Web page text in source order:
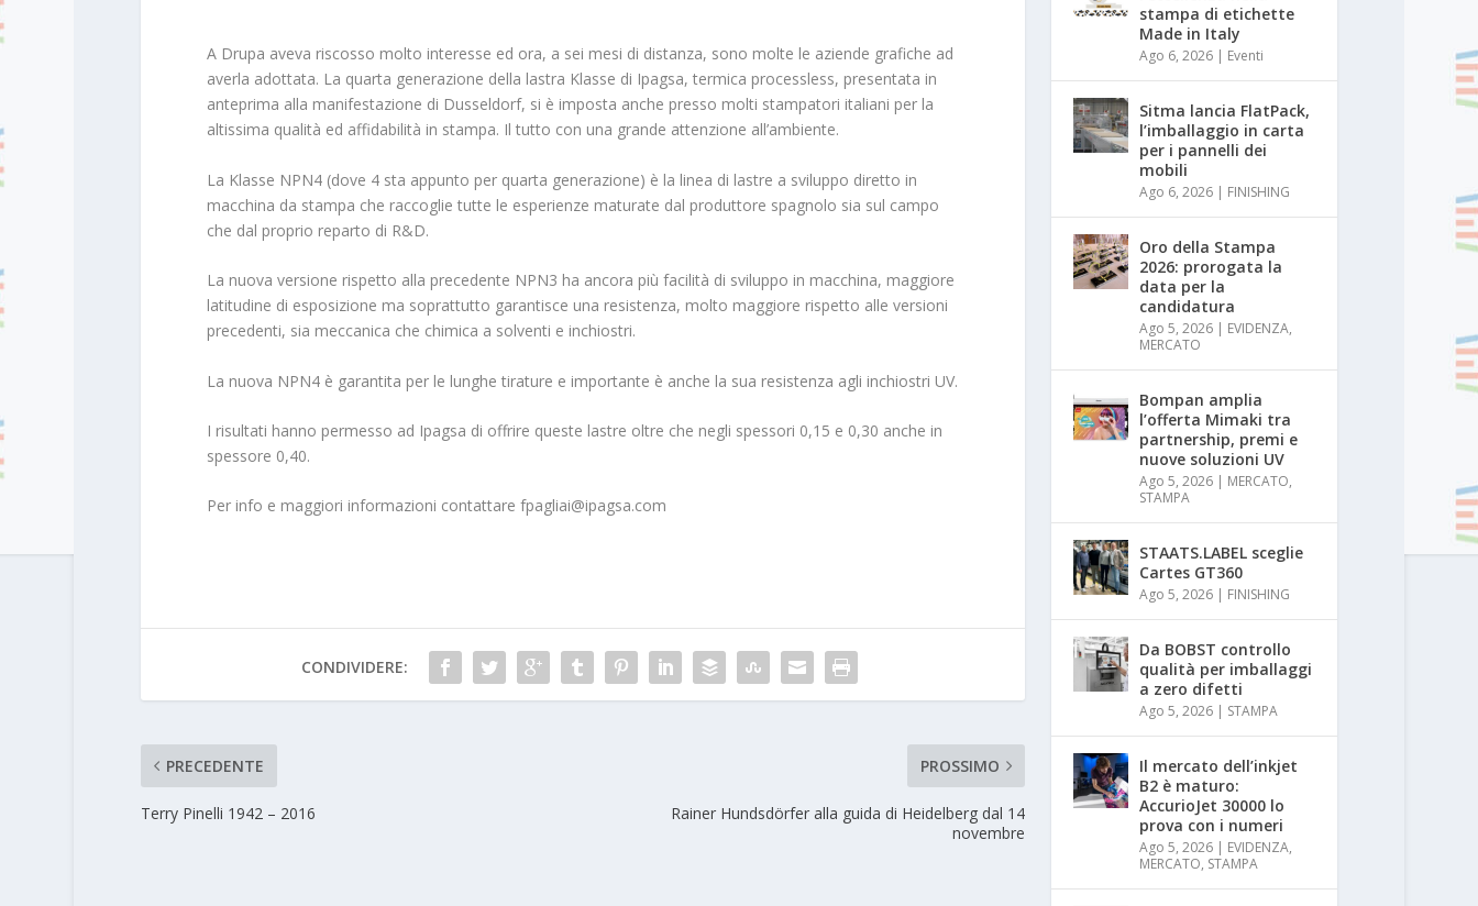
A Drupa aveva riscosso molto interesse ed ora, a sei mesi di distanza, sono molte le aziende grafiche ad
averla adottata. La quarta generazione della lastra Klasse di Ipagsa, termica processless, presentata in
anteprima alla manifestazione di Dusseldorf, si è imposta anche presso molti stampatori italiani per la
altissima qualità ed affidabilità in stampa. Il tutto con una grande attenzione all’ambiente.
La Klasse NPN4 (dove 4 sta appunto per quarta generazione) è la linea di lastre a sviluppo diretto in
macchina da stampa che raccoglie tutte le esperienze maturate dal produttore spagnolo sia sul campo
che dal proprio reparto di R&D.
La nuova versione rispetto alla precedente NPN3 ha ancora più facilità di sviluppo in macchina, maggiore
latitudine di esposizione ma soprattutto garantisce una resistenza, molto maggiore rispetto alle versioni
precedenti, sia meccanica che chimica a solventi e inchiostri.
La nuova NPN4 è garantita per le lunghe tirature e importante è anche la sua resistenza agli inchiostri UV.
I risultati hanno permesso ad Ipagsa di offrire queste lastre oltre che negli spessori 0,15 e 0,30 anche in
spessore 0,40.
Per info e maggiori informazioni contattare fpagliai@ipagsa.com
CONDIVIDERE:
PRECEDENTE
Terry Pinelli 1942 – 2016
PROSSIMO
Rainer Hundsdörfer alla guida di Heidelberg dal 14
novembre
stampa di etichette
Made in Italy
Ago 6, 2026 | Eventi
Sitma lancia FlatPack,
l’imballaggio in carta
per i pannelli dei
mobili
Ago 6, 2026 | FINISHING
Oro della Stampa
2026: prorogata la
data per la
candidatura
Ago 5, 2026 | EVIDENZA,
MERCATO
Bompan amplia
l’offerta Mimaki tra
partnership, premi e
nuove soluzioni UV
Ago 5, 2026 | MERCATO,
STAMPA
STAATS.LABEL sceglie
Cartes GT360
Ago 5, 2026 | FINISHING
Da BOBST controllo
qualità per imballaggi
a zero difetti
Ago 5, 2026 | STAMPA
Il mercato dell’inkjet
B2 è maturo:
AccurioJet 30000 lo
prova con i numeri
Ago 5, 2026 | EVIDENZA,
MERCATO, STAMPA